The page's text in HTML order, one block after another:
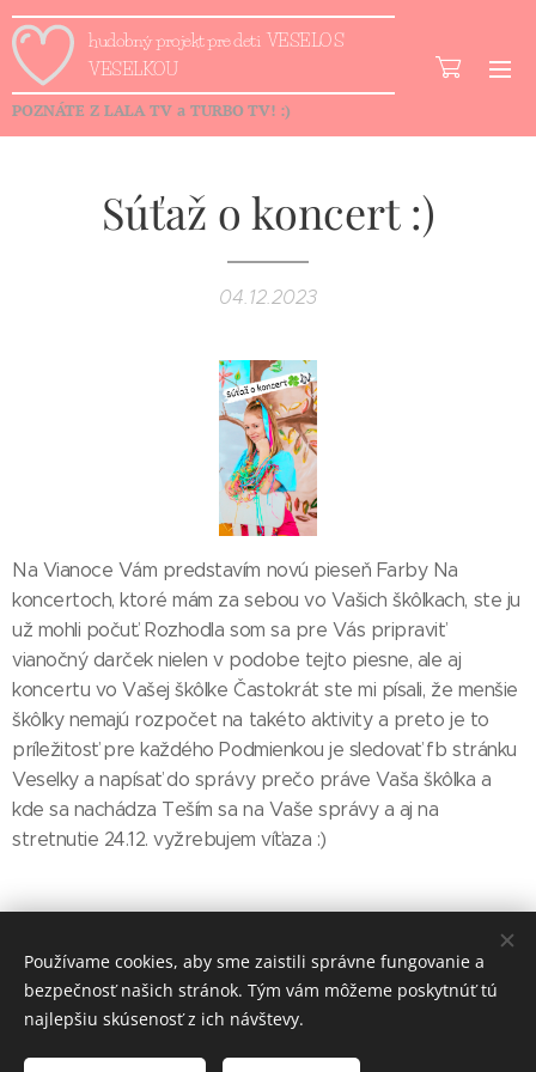
hudobný projekt pre deti VESELO S
VESELKOU
POZNÁTE Z LALA TV a TURBOTV! :)
Súťaž o koncert :)
04.12.2023
Na Vianoce Vám predstavím novú pieseň Farby Na
koncertoch, ktoré mám za sebou vo Vašich škôlkach, ste ju
už mohli počuť. Rozhodla som sa pre Vás pripraviť
vianočný darček nielen v podobe tejto piesne, ale aj
koncertu vo Vašej škôlke Častokrát ste mi písali, že menšie
škôlky nemajú rozpočet na takéto aktivity a preto je to
príležitosť pre každého Podmienkou je sledovať fb stránku
Veselky a napísať do správy prečo práve Vaša škôlka a
kde sa nachádza Teším sa na Vaše správy a aj na
stretnutie 24.12. vyžrebujem víťaza :)
Share
Používame cookies, aby sme zaistili správne fungovanie a
bezpečnosť našich stránok. Tým vám môžeme poskytnúť tú
najlepšiu skúsenosť z ich návštevy.